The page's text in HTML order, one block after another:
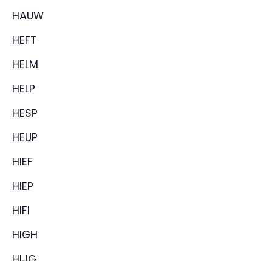
HAUW
HEFT
HELM
HELP
HESP
HEUP
HIEF
HIEP
HIFI
HIGH